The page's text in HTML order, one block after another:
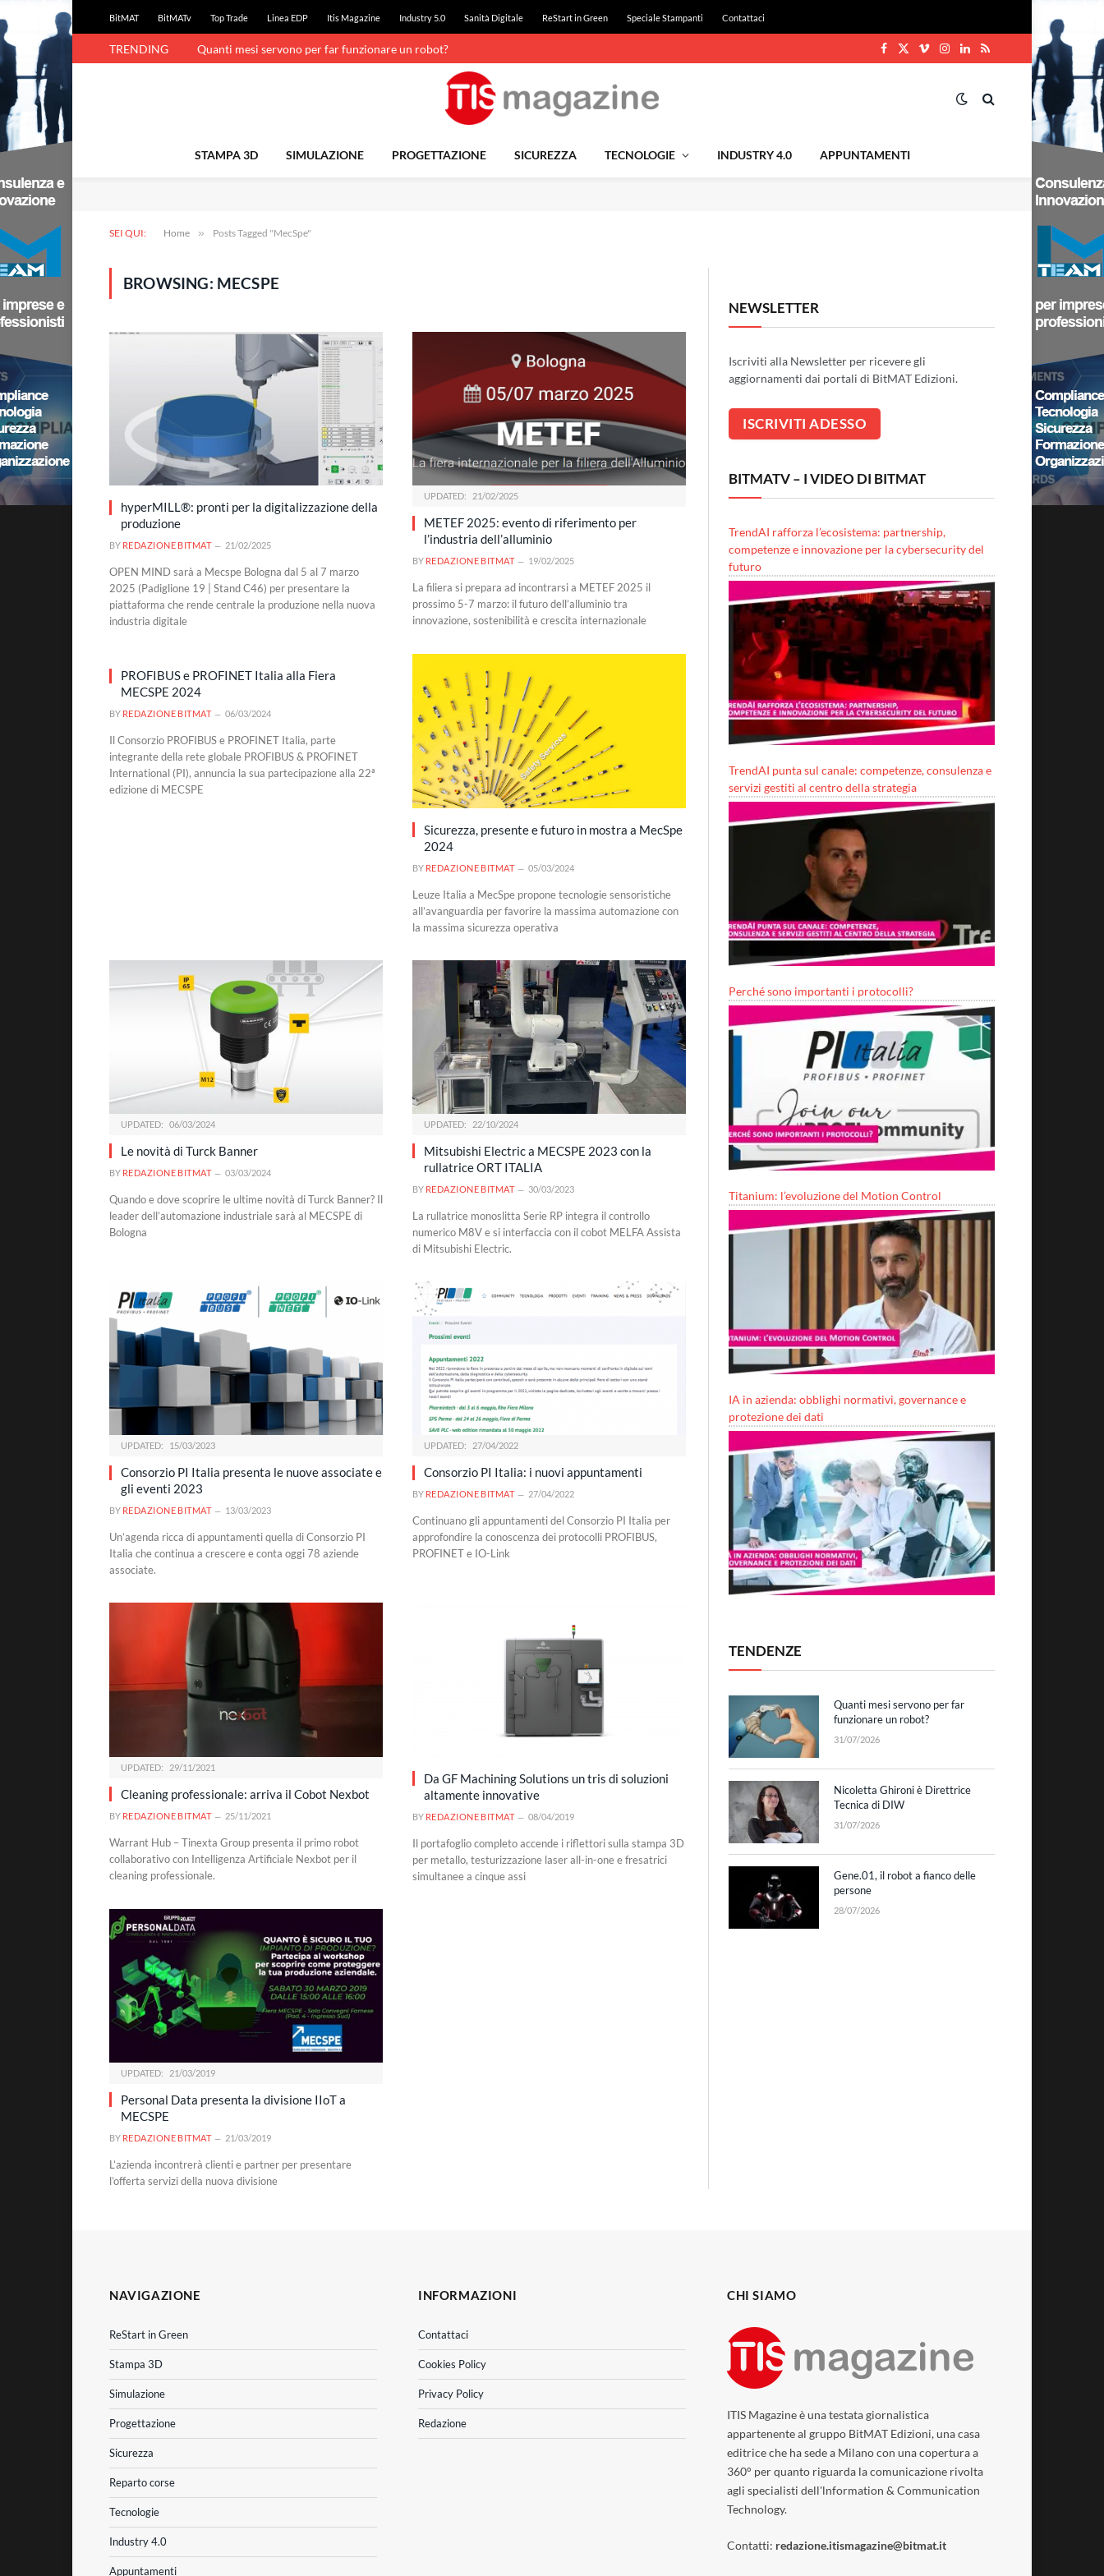
BitMAT BitMATv Top Trade Linea EDP Itis Magazine Industry 5.0 Sanità Digitale ReStart in Green Speciale Stampanti Contattaci
TRENDING Quanti mesi servono per far funzionare un robot?
Facebook
X
VimeoInstagram
LinkedIn
RSS
STAMPA 3D SIMULAZIONE PROGETTAZIONE SICUREZZA TECNOLOGIE INDUSTRY 4.0 APPUNTAMENTI
SEI QUI: Home » Posts Tagged "MecSpe"
BROWSING: MECSPE
hyperMILL®: pronti per la digitalizzazione della
produzione
BY REDAZIONE BITMAT 21/02/2025
OPEN MIND sarà a Mecspe Bologna dal 5 al 7 marzo
2025 (Padiglione 19 | Stand C46) per presentare la
piattaforma che rende centrale la produzione nella nuova
industria digitale
UPDATED: 21/02/2025
METEF 2025: evento di riferimento per
l’industria dell’alluminio
BY REDAZIONE BITMAT 19/02/2025
La filiera si prepara ad incontrarsi a METEF 2025 il
prossimo 5-7 marzo: il futuro dell’alluminio tra
innovazione, sostenibilità e crescita internazionale
PROFIBUS e PROFINET Italia alla Fiera
MECSPE 2024
BY REDAZIONE BITMAT 06/03/2024
Il Consorzio PROFIBUS e PROFINET Italia, parte
integrante della rete globale PROFIBUS & PROFINET
International (PI), annuncia la sua partecipazione alla 22ª
edizione di MECSPE
Sicurezza, presente e futuro in mostra a MecSpe
2024
BY REDAZIONE BITMAT 05/03/2024
Leuze Italia a MecSpe propone tecnologie sensoristiche
all’avanguardia per favorire la massima automazione con
la massima sicurezza operativa
UPDATED: 06/03/2024
Le novità di Turck Banner
BY REDAZIONE BITMAT 03/03/2024
Quando e dove scoprire le ultime novità di Turck Banner? Il
leader dell’automazione industriale sarà al MECSPE di
Bologna
UPDATED: 22/10/2024
Mitsubishi Electric a MECSPE 2023 con la
rullatrice ORT ITALIA
BY REDAZIONE BITMAT 30/03/2023
La rullatrice monoslitta Serie RP integra il controllo
numerico M8V e si interfaccia con il cobot MELFA Assista
di Mitsubishi Electric.
UPDATED: 15/03/2023
Consorzio PI Italia presenta le nuove associate e
gli eventi 2023
BY REDAZIONE BITMAT 13/03/2023
Un’agenda ricca di appuntamenti quella di Consorzio PI
Italia che continua a crescere e conta oggi 78 aziende
associate.
UPDATED: 27/04/2022
Consorzio PI Italia: i nuovi appuntamenti
BY REDAZIONE BITMAT 27/04/2022
Continuano gli appuntamenti del Consorzio PI Italia per
approfondire la conoscenza dei protocolli PROFIBUS,
PROFINET e IO-Link
UPDATED: 29/11/2021
Cleaning professionale: arriva il Cobot Nexbot
BY REDAZIONE BITMAT 25/11/2021
Warrant Hub – Tinexta Group presenta il primo robot
collaborativo con Intelligenza Artificiale Nexbot per il
cleaning professionale.
Da GF Machining Solutions un tris di soluzioni
altamente innovative
BY REDAZIONE BITMAT 08/04/2019
Il portafoglio completo accende i riflettori sulla stampa 3D
per metallo, testurizzazione laser all-in-one e fresatrici
simultanee a cinque assi
UPDATED: 21/03/2019
Personal Data presenta la divisione IIoT a
MECSPE
BY REDAZIONE BITMAT 21/03/2019
L’azienda incontrerà clienti e partner per presentare
l’offerta servizi della nuova divisione
NEWSLETTER
Iscriviti alla Newsletter per ricevere gli
aggiornamenti dai portali di BitMAT Edizioni.
BITMATV – I VIDEO DI BITMAT
TrendAI rafforza l’ecosistema: partnership,
competenze e innovazione per la cybersecurity del
futuro
TrendAI punta sul canale: competenze, consulenza e
servizi gestiti al centro della strategia
Perché sono importanti i protocolli?
Titanium: l’evoluzione del Motion Control
IA in azienda: obblighi normativi, governance e
protezione dei dati
TENDENZE
Quanti mesi servono per far
funzionare un robot?
31/07/2026
Nicoletta Ghironi è Direttrice
Tecnica di DIW
31/07/2026
Gene.01, il robot a fianco delle
persone
28/07/2026
NAVIGAZIONE
ReStart in Green
Stampa 3D
Simulazione
Progettazione
Sicurezza
Reparto corse
Tecnologie
Industry 4.0
Appuntamenti
INFORMAZIONI
Contattaci
Cookies Policy
Privacy Policy
Redazione
CHI SIAMO
ITIS Magazine è una testata giornalistica
appartenente al gruppo BitMAT Edizioni, una casa
editrice che ha sede a Milano con una copertura a
360° per quanto riguarda la comunicazione rivolta
agli specialisti dell'lnformation & Communication
Technology.
Contatti: redazione.itismagazine@bitmat.it